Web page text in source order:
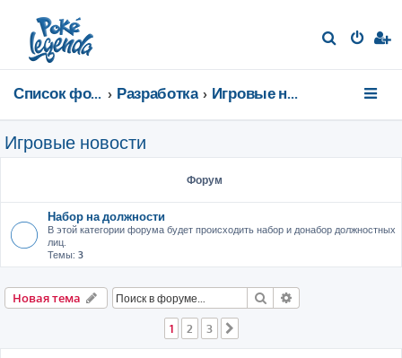
Список форумов Разработка Игровые новости
Игровые новости
Форум
Набор на должности
В этой категории форума будет происходить набор и донабор должностных
лиц.
Темы: 3
Новая тема Поиск
1 2 3